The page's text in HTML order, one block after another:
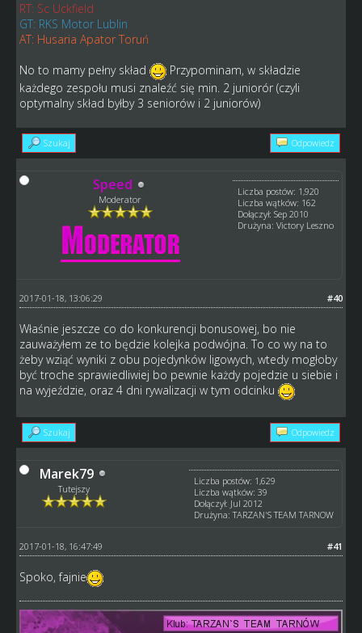
RT: Sc Uckfield
GT: RKS Motor Lublin
AT: Husaria Apator Toruń
No to mamy pełny skład
Przypominam, w składzie
każdego zespołu musi znaleźć się min. 2 juniorór (czyli
optymalny skład byłby 3 seniorów i 2 juniorów)
Szukaj Odpowiedz
Speed
Moderator
Liczba postów: 1,920
Liczba wątków: 162
Dołączył: Sep 2010
Drużyna: Victory Leszno
#40
2017-01-18, 13:06:29
Właśnie jeszcze co do konkurencji bonusowej, bo nie
zauważyłem ze to będzie kolejka podwójna. To co wy na to
żeby wziąć wyniki z obu pojedynków ligowych, wtedy mogłoby
być troche sprawiedliwiej bo pewnie każdy pojedzie u siebie i
na wyjeździe, oraz 4 dni rywalizacji w tym odcinku
Szukaj Odpowiedz
Marek79
Tutejszy
Liczba postów: 1,629
Liczba wątków: 39
Dołączył: Jul 2012
Drużyna: TARZAN'S TEAM TARNOW
#41
2017-01-18, 16:47:49
Spoko, fajnie